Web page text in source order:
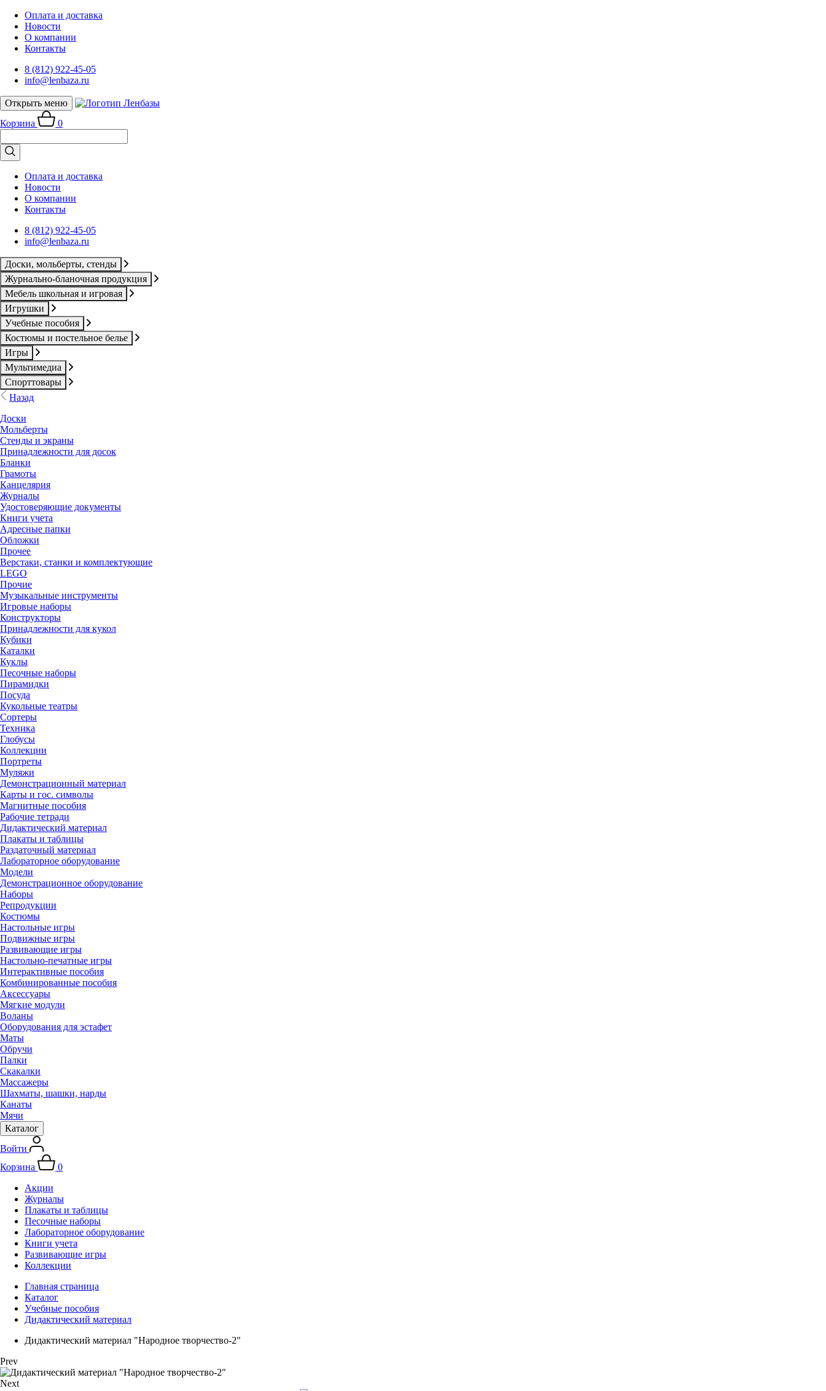
Оплата и доставка
Новости
О компании
Контакты
8 (812) 922-45-05
info@lenbaza.ru
Открыть меню
Корзина
0
Оплата и доставка
Новости
О компании
Контакты
8 (812) 922-45-05
info@lenbaza.ru
Доски, мольберты, стенды
Журнально-бланочная продукция
Мебель школьная и игровая
Игрушки
Учебные пособия
Костюмы и постельное белье
Игры
Мультимедиа
Спорттовары
Назад
Доски
Мольберты
Стенды и экраны
Принадлежности для досок
Бланки
Грамоты
Канцелярия
Журналы
Удостоверяющие документы
Книги учета
Адресные папки
Обложки
Прочее
Верстаки, станки и комплектующие
LEGO
Прочие
Музыкальные инструменты
Игровые наборы
Конструкторы
Принадлежности для кукол
Кубики
Каталки
Куклы
Песочные наборы
Пирамидки
Посуда
Кукольные театры
Сортеры
Техника
Глобусы
Коллекции
Портреты
Муляжи
Демонстрационный материал
Карты и гос. символы
Магнитные пособия
Рабочие тетради
Дидактический материал
Плакаты и таблицы
Раздаточный материал
Лабораторное оборудование
Модели
Демонстрационное оборудование
Наборы
Репродукции
Костюмы
Настольные игры
Подвижные игры
Развивающие игры
Настольно-печатные игры
Интерактивные пособия
Комбинированные пособия
Аксессуары
Мягкие модули
Воланы
Оборудования для эстафет
Маты
Обручи
Палки
Скакалки
Массажеры
Шахматы, шашки, нарды
Канаты
Мячи
Каталог
Войти
Корзина
0
Акции
Журналы
Плакаты и таблицы
Песочные наборы
Лабораторное оборудование
Книги учета
Развивающие игры
Коллекции
Главная страница
Каталог
Учебные пособия
Дидактический материал
Дидактический материал "Народное творчество-2"
Prev
Next